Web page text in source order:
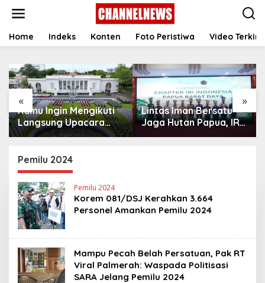
t
Home Indeks Konten Foto Peristiwa Video Terkini
« »
Kamu Ingin Mengikuti
Langsung Upacara
HUT Ke-81
Istana? Ini Link
Pendaftaran Resminya
di Sini
Lintas Iman Bersatu
Jaga Hutan Papua, IRI
Indonesia Resmikan
Pemilu 2024
Pemilu 2024
Korem 081/DSJ Kerahkan 3.664
Personel Amankan Pemilu 2024
Mampu Pecah Belah Persatuan, Pak RT
Viral Palmerah: Waspada Politisasi
SARA Jelang Pemilu 2024